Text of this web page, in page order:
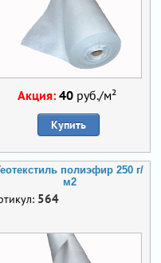
Акция: 40руб./м²
Купить
полиэфир 250 г/
м2
564